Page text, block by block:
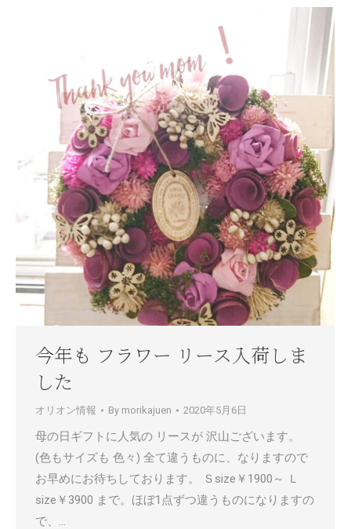
今年も フラワー リース入荷しま
した
オリオン情報 By morikajuen 2020年5月6日
母の日ギフトに人気の リースが 沢山ございます。
(色もサイズも 色々) 全て違うものに、なりますので
お早めにお待ちしております。 Ｓsize￥1900～ Ｌ
size￥3900 まで。ほぼ1点ずつ違うものになりますの
で、…